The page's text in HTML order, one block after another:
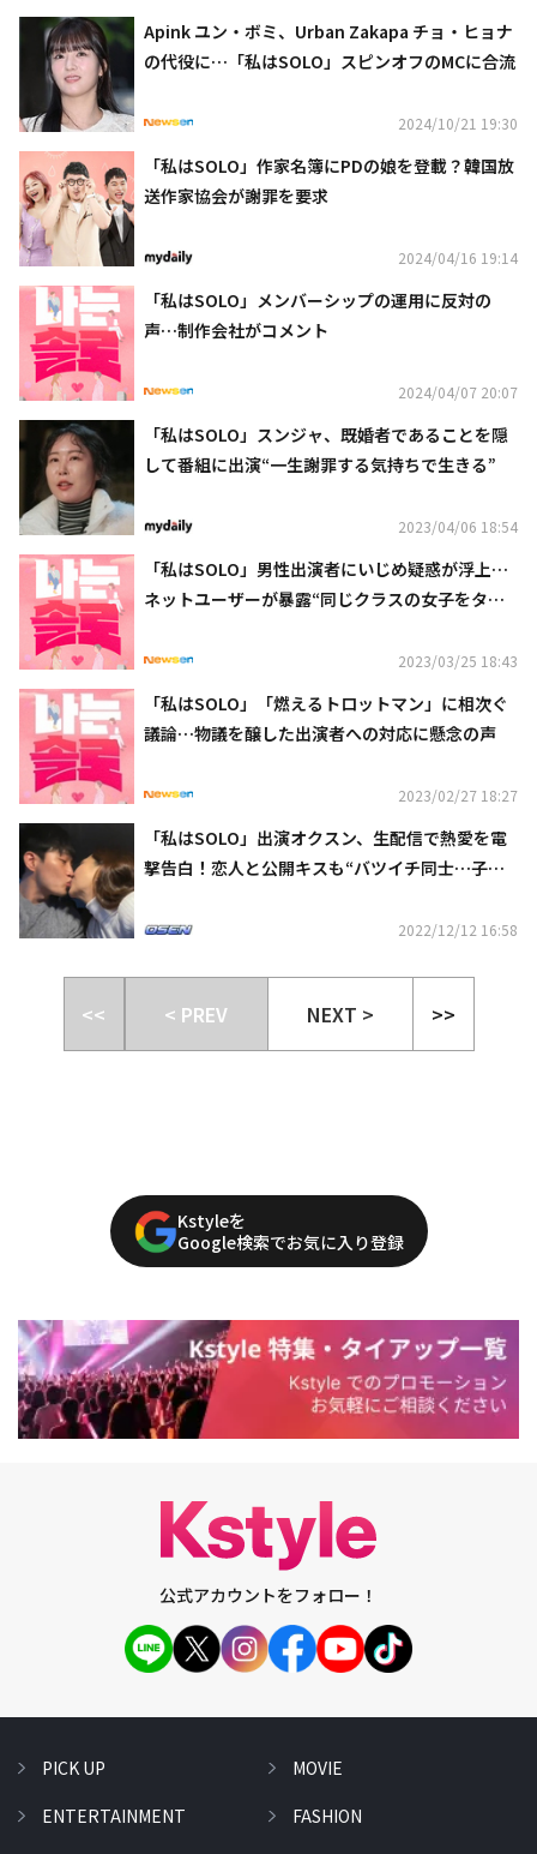
Apink ユン・ボミ、Urban Zakapa チョ・ヒョナ
の代役に…「私はSOLO」スピンオフのMCに合流
2024/10/21 19:30
「私はSOLO」作家名簿にPDの娘を登載？韓国放
送作家協会が謝罪を要求
2024/04/16 19:14
「私はSOLO」メンバーシップの運用に反対の
声…制作会社がコメント
2024/04/07 20:07
「私はSOLO」スンジャ、既婚者であることを隠
して番組に出演“一生謝罪する気持ちで生きる”
2023/04/06 18:54
「私はSOLO」男性出演者にいじめ疑惑が浮上…
ネットユーザーが暴露“同じクラスの女子をター
2023/03/25 18:43
「私はSOLO」「燃えるトロットマン」に相次ぐ
議論…物議を醸した出演者への対応に懸念の声
2023/02/27 18:27
「私はSOLO」出演オクスン、生配信で熱愛を電
撃告白！恋人と公開キスも“バツイチ同士…子育
2022/12/12 16:58
<< < PREV NEXT > >>
Kstyleを
Google検索でお気に入り登録
公式アカウントをフォロー！
PICK UP
ENTERTAINMENT
MOVIE
FASHION